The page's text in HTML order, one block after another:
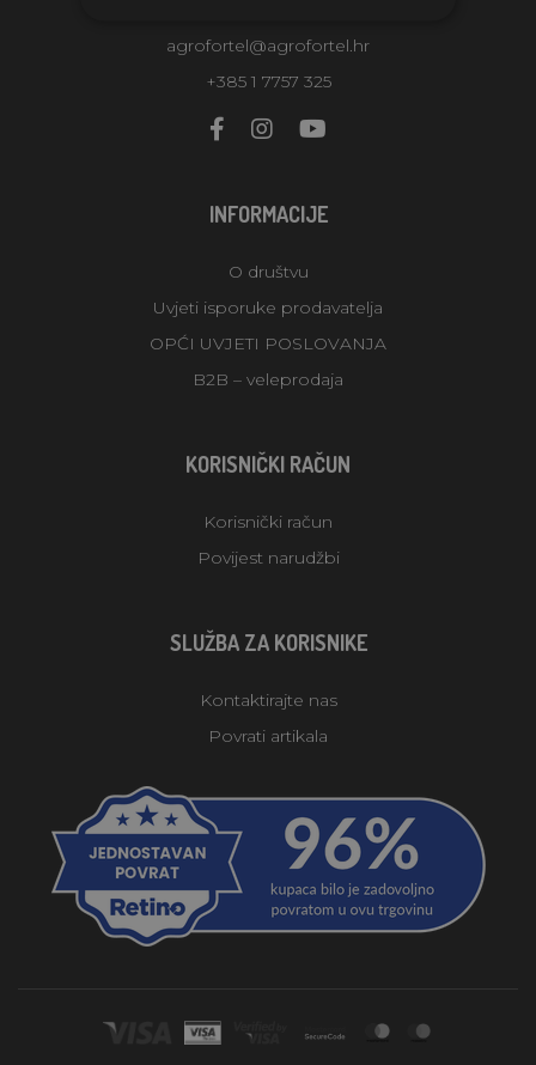
agrofortel@agrofortel.hr
+385 1 7757 325
INFORMACIJE
O društvu
Uvjeti isporuke prodavatelja
OPĆI UVJETI POSLOVANJA
B2B – veleprodaja
KORISNIČKI RAČUN
Korisnički račun
Povijest narudžbi
SLUŽBA ZA KORISNIKE
Kontaktirajte nas
Povrati artikala